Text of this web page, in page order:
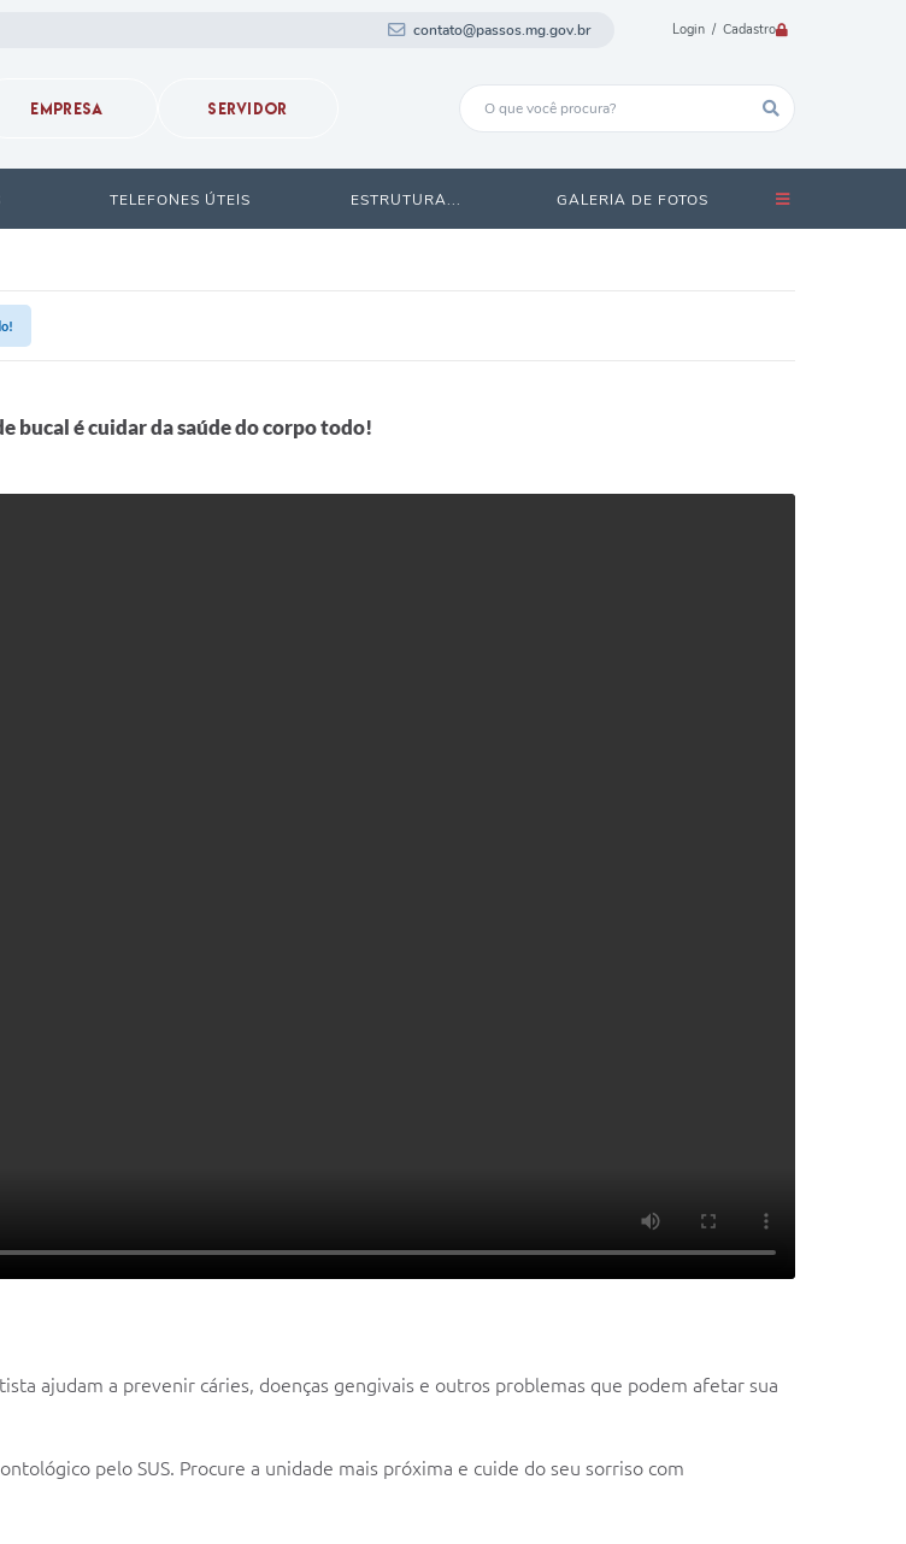
Login / Cadastro
contato@passos.mg.gov.br
EMPRESA SERVIDOR
TELEFONES ÚTEIS ESTRUTURA... GALERIA DE FOTOS
bucal é cuidar da saúde do corpo todo!
ajudam a prevenir cáries, doenças gengivais e outros problemas que podem afetar sua
pelo SUS. Procure a unidade mais próxima e cuide do seu sorriso com